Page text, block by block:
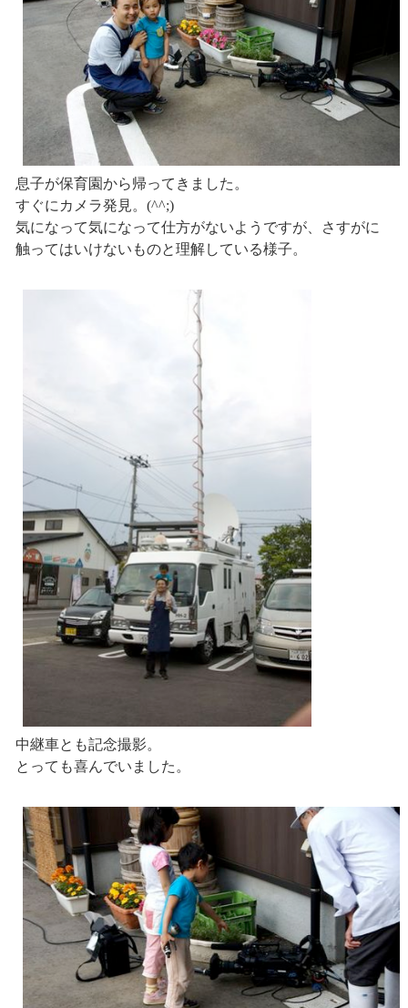
息子が保育園から帰ってきました。
すぐにカメラ発見。(^^;)
気になって気になって仕方がないようですが、さすがに
触ってはいけないものと理解している様子。
中継車とも記念撮影。
とっても喜んでいました。